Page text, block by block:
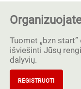
Tuomet „bzn
išviešinti Jūsų
dalyvių.
REGISTRUOTI